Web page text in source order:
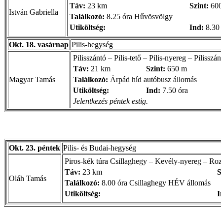
István Gabriella
Táv: 23 km Szint:
Találkozó: 8.25 óra Hűvösvölgy
Utiköltség:
Ind: 8.30
Okt. 18. vasárnap Pilis-hegység
Magyar Tamás
Pilisszántó – Pilis-tető – Pilis-nyereg –
Táv: 21 km Szint: 650 m
Találkozó: Árpád híd autóbusz állomás
Utiköltség:
Ind: 7.50 óra
Jelentkezés péntek estig.
Okt. 23. péntek Pilis- és Budai-hegység
Oláh Tamás
Piros-kék túra Csillaghegy – Kevély-nyereg –
Táv: 23 km
Találkozó: 8.00 óra Csillaghegy HÉV állomás
Utiköltség: